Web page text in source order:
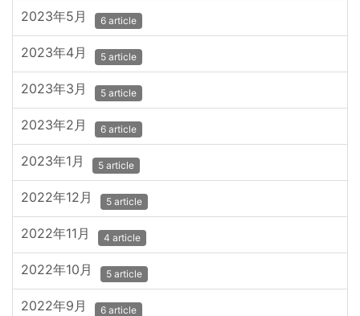
2023年5月 6 article
2023年4月 5 article
2023年3月 5 article
2023年2月 6 article
2023年1月 5 article
2022年12月 5 article
2022年11月 4 article
2022年10月 5 article
2022年9月 6 article